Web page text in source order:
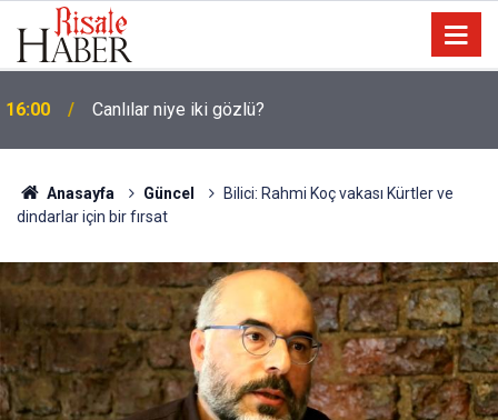
15:35 Sosyal medya, derslerde başarısızlığa yol açıyor
Anasayfa Güncel
Bilici: Rahmi Koç vakası Kürtler ve
dindarlar için bir fırsat